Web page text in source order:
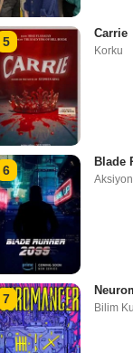
5
Carrie
Korku
6
Blade
Aksiyon
7
Bilim